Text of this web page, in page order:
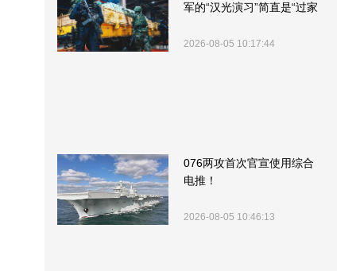
军的“汉光演习”简直是“过家
2026-08-05 10:17:44
076两攻首次官宣使用综合
电推！
2026-08-05 10:46:13